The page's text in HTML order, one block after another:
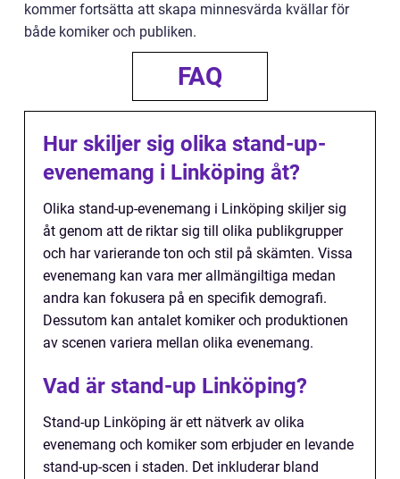
kommer fortsätta att skapa minnesvärda kvällar för
både komiker och publiken.
FAQ
Hur skiljer sig olika stand-up-
evenemang i Linköping åt?
Olika stand-up-evenemang i Linköping skiljer sig
åt genom att de riktar sig till olika publikgrupper
och har varierande ton och stil på skämten. Vissa
evenemang kan vara mer allmängiltiga medan
andra kan fokusera på en specifik demografi.
Dessutom kan antalet komiker och produktionen
av scenen variera mellan olika evenemang.
Vad är stand-up Linköping?
Stand-up Linköping är ett nätverk av olika
evenemang och komiker som erbjuder en levande
stand-up-scen i staden. Det inkluderar bland